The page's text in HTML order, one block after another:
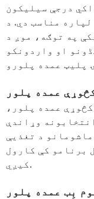
درجې سیلیکون
مناسب دي. د
په توګه، موږ د
او واردونکو
عمده پلور
عمده پلور ،
وړاندې
د تغذیې
برنامو کې کارول
کیږي.
بِب عمده پلور